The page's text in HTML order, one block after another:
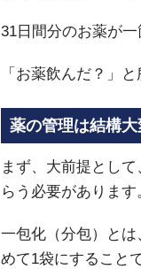
31日間分のお薬が
「お薬飲んだ？」
薬の管理は結構大
まず、大前提とし
らう必要があります
一包化（分包）と
めて1袋にすること